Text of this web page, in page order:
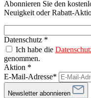
Abonnieren Sie den
Neuigkeit oder Rabatt-
Datenschutz *
Ich habe die
genommen.
Aktion *
E-Mail-Adresse*
Newsletter abonnieren